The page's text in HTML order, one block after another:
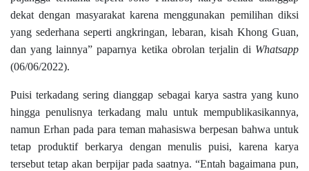
dekat dengan masyarakat karena menggunakan pemilihan diksi
yang sederhana seperti angkringan, lebaran, kisah Khong Guan,
dan yang lainnya” paparnya ketika obrolan terjalin di Whatsapp
(06/06/2022).
Puisi terkadang sering dianggap sebagai karya sastra yang kuno
hingga penulisnya terkadang malu untuk mempublikasikannya,
namun Erhan pada para teman mahasiswa berpesan bahwa untuk
tetap produktif berkarya dengan menulis puisi, karena karya
tersebut tetap akan berpijar pada saatnya. “Entah bagaimana pun,